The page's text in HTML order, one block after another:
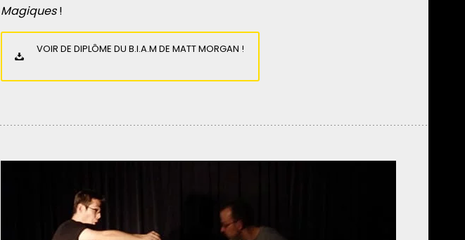
Magiques!
VOIR DE DIPLÔME DU B.I.A.M DE MATT MORGAN !